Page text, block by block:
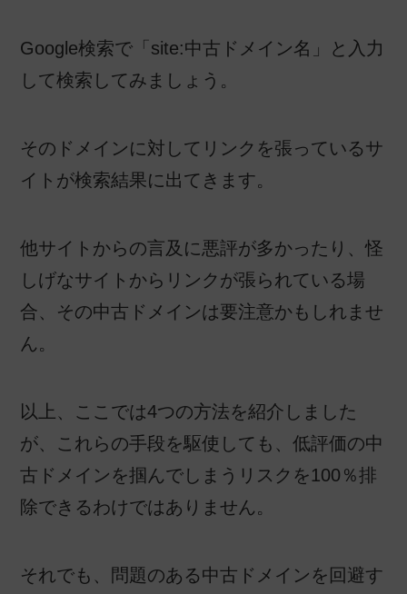
Google検索で「site:中古ドメイン名」と入力
して検索してみましょう。
そのドメインに対してリンクを張っているサ
イトが検索結果に出てきます。
他サイトからの言及に悪評が多かったり、怪
しげなサイトからリンクが張られている場
合、その中古ドメインは要注意かもしれませ
ん。
以上、ここでは4つの方法を紹介しました
が、これらの手段を駆使しても、低評価の中
古ドメインを掴んでしまうリスクを100％排
除できるわけではありません。
それでも、問題のある中古ドメインを回避す